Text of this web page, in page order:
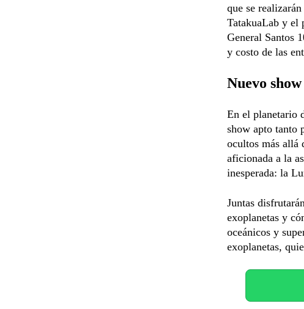
que se
TatakuaLab y el
General Santos
y costo de las
Nuevo
En el planetario
show apto tanto
ocultos más allá
aficionada a la
inesperada: la
Juntas
exoplanetas y
oceánicos y
exoplanetas,